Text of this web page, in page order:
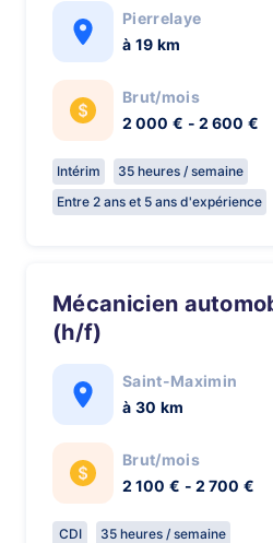
Pierrelaye
à 19 km
Brut/mois
2 000 € - 2 600 €
Intérim
35 heures / semaine
Entre 2 ans et 5 ans d'expérience
Mécanicien automobile, diagnostic
(h/f)
Saint-Maximin
à 30 km
Brut/mois
2 100 € - 2 700 €
CDI 35 heures / semaine